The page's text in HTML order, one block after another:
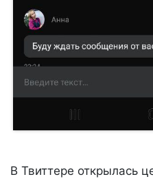
В Твиттере открылась